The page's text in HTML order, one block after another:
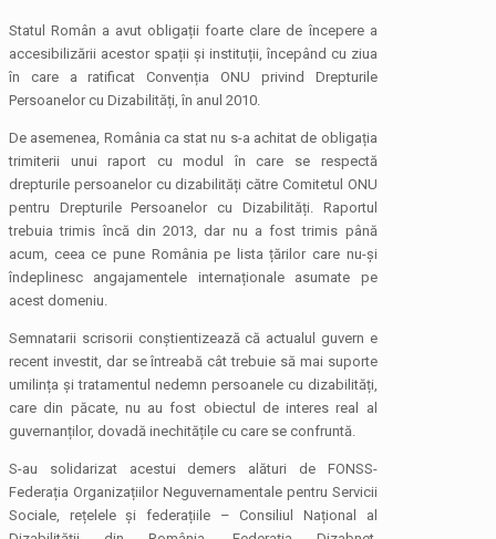
Statul Român a avut obligații foarte clare de începere a
accesibilizării acestor spații și instituții, începând cu ziua
în care a ratificat Convenția ONU privind Drepturile
Persoanelor cu Dizabilități, în anul 2010.
De asemenea, România ca stat nu s-a achitat de obligația
trimiterii unui raport cu modul în care se respectă
drepturile persoanelor cu dizabilități către Comitetul ONU
pentru Drepturile Persoanelor cu Dizabilități. Raportul
trebuia trimis încă din 2013, dar nu a fost trimis până
acum, ceea ce pune România pe lista țărilor care nu-și
îndeplinesc angajamentele internaționale asumate pe
acest domeniu.
Semnatarii scrisorii conștientizează că actualul guvern e
recent investit, dar se întreabă cât trebuie să mai suporte
umilința și tratamentul nedemn persoanele cu dizabilități,
care din păcate, nu au fost obiectul de interes real al
guvernanților, dovadă inechitățile cu care se confruntă.
S-au solidarizat acestui demers alături de FONSS-
Federația Organizațiilor Neguvernamentale pentru Servicii
Sociale, rețelele și federațiile – Consiliul Național al